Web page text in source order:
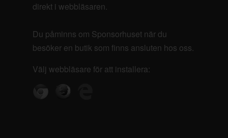
direkt i webbläsaren.
Du påminns om Sponsorhuset när du
besöker en butik som finns ansluten hos oss.
Välj webbläsare för att installera: